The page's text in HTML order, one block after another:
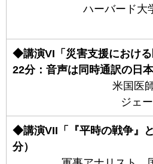
ハーバード大
◆講演VI「災害支援におけ
22分：音声は同時通訳の日本
米国医
ジェ
◆講演VII「『平時の戦争』
分）